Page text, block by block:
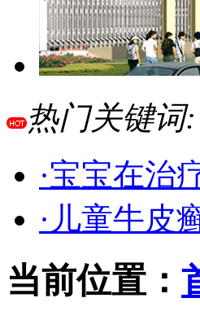
热门关键词:
·宝宝在治
·儿童牛皮
当前位置：